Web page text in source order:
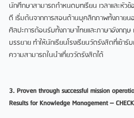
นักศึกษาสามารถกำหนดบทเรียน เวลาและหัว
ดี เริ่มต้นจากการสอนด้านบุคลิกภาพทั้งภายนอ
ศิลปะการต้อนรับทั้งภาษาไทยและภาษาอังกฤษ
บรรยาย ทำให้นักเรียนโรงเรียนวัดรังสิตที่เข้า
ความสามารถในนำเที่ยววัดรังสิตได้
3. Proven through successful mission
Results for Knowledge Management – CHECK